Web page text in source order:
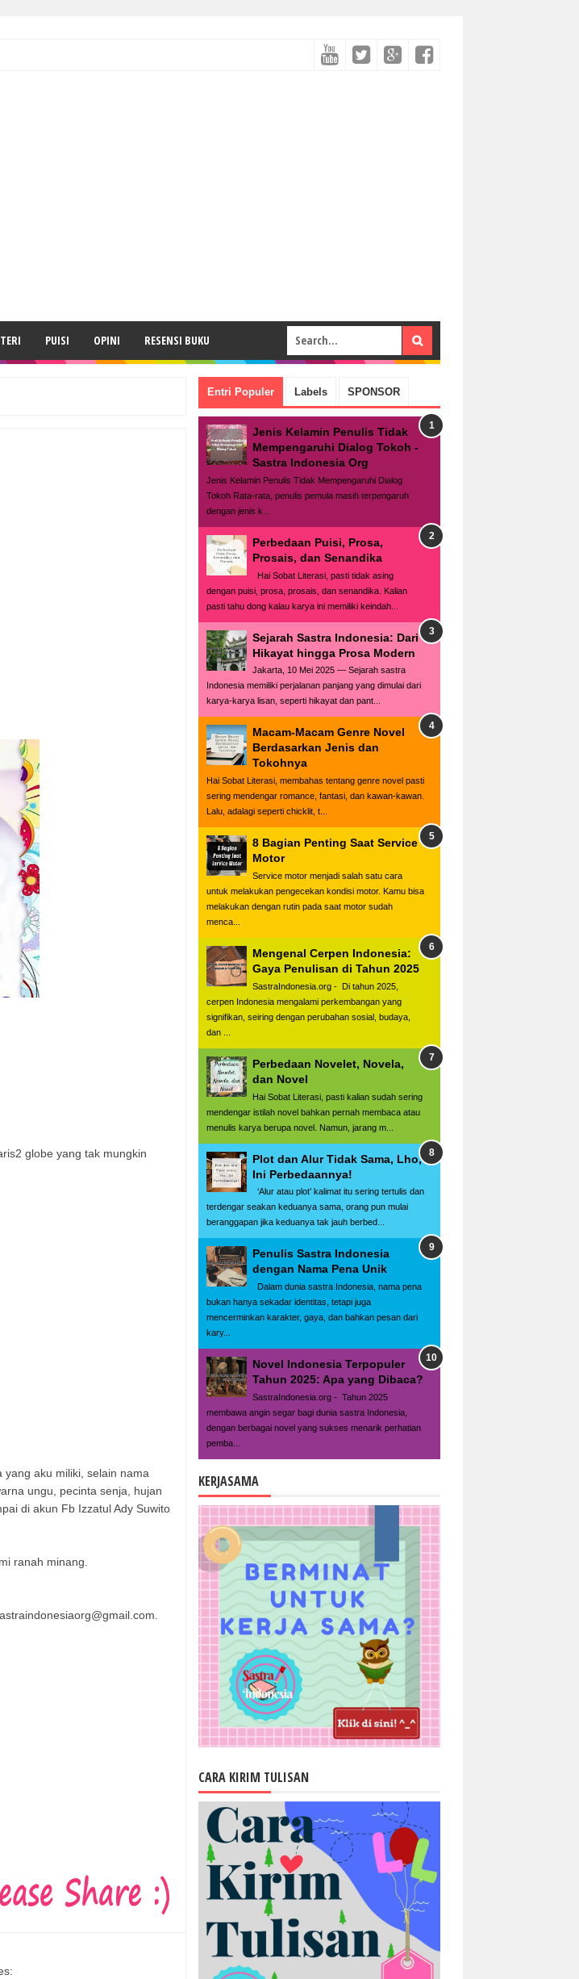
PUISI OPINI RESENSI BUKU
globe yang tak mungkin
aku miliki, selain nama
ungu, pecinta senja, hujan
di akun Fb Izzatul Ady Suwito
ranah minang.
Entri Populer Labels SPONSOR
Jenis Kelamin Penulis Tidak
Mempengaruhi Dialog Tokoh -
Sastra Indonesia Org
Jenis Kelamin Penulis Tidak Mempengaruhi Dialog
Tokoh Rata-rata, penulis pemula masih terpengaruh
dengan jenis k...
Perbedaan Puisi, Prosa,
Prosais, dan Senandika
Hai Sobat Literasi, pasti tidak asing
dengan puisi, prosa, prosais, dan senandika. Kalian
pasti tahu dong kalau karya ini memiliki keindah...
Sejarah Sastra Indonesia: Dari
Hikayat hingga Prosa Modern
Jakarta, 10 Mei 2025 — Sejarah sastra
Indonesia memiliki perjalanan panjang yang dimulai dari
karya-karya lisan, seperti hikayat dan pant...
Macam-Macam Genre Novel
Berdasarkan Jenis dan
Tokohnya
Hai Sobat Literasi, membahas tentang genre novel pasti
sering mendengar romance, fantasi, dan kawan-kawan.
Lalu, adalagi seperti chicklit, t...
8 Bagian Penting Saat Service
Motor
Service motor menjadi salah satu cara
untuk melakukan pengecekan kondisi motor. Kamu bisa
melakukan dengan rutin pada saat motor sudah
menca...
Mengenal Cerpen Indonesia:
Gaya Penulisan di Tahun 2025
SastraIndonesia.org - Di tahun 2025,
cerpen Indonesia mengalami perkembangan yang
signifikan, seiring dengan perubahan sosial, budaya,
dan ...
Perbedaan Novelet, Novela,
dan Novel
Hai Sobat Literasi, pasti kalian sudah sering
mendengar istilah novel bahkan pernah membaca atau
menulis karya berupa novel. Namun, jarang m...
Plot dan Alur Tidak Sama, Lho,
Ini Perbedaannya!
‘Alur atau plot’ kalimat itu sering tertulis dan
terdengar seakan keduanya sama, orang pun mulai
beranggapan jika keduanya tak jauh berbed...
Penulis Sastra Indonesia
dengan Nama Pena Unik
Dalam dunia sastra Indonesia, nama pena
bukan hanya sekadar identitas, tetapi juga
mencerminkan karakter, gaya, dan bahkan pesan dari
kary...
Novel Indonesia Terpopuler
Tahun 2025: Apa yang Dibaca?
SastraIndonesia.org - Tahun 2025
membawa angin segar bagi dunia sastra Indonesia,
dengan berbagai novel yang sukses menarik perhatian
pemba...
KERJASAMA
CARA KIRIM TULISAN